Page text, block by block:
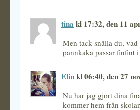
tina kl 17:32, den 11
Men tack snälla du,
pannkaka passar finfint
Elinkl 06:40, den 27
Nu har jag gjort dina
kommer hem från